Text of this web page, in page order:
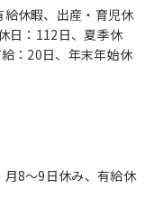
休暇、出産・育児休
日：112日、夏季休
：20日、年末年始休
8～9日休み、有給休